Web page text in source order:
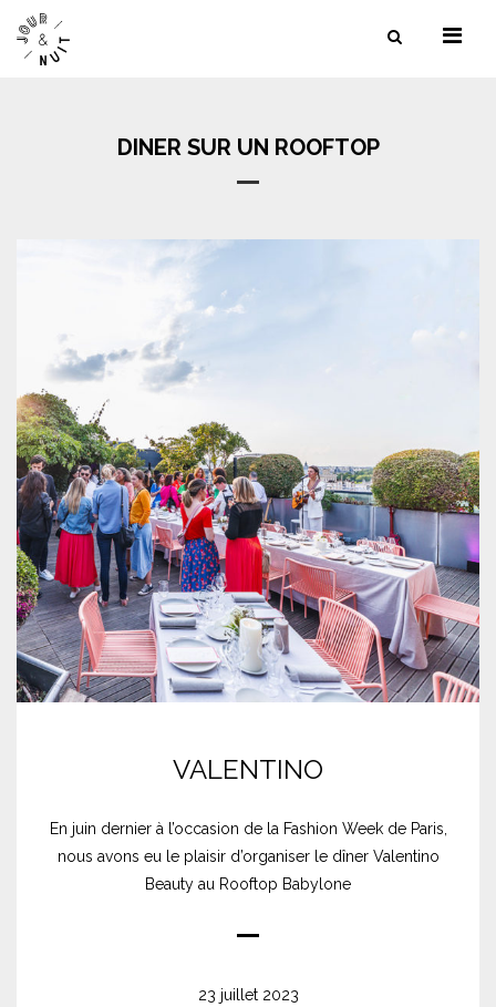
DINER SUR UN ROOFTOP
VALENTINO
En juin dernier à l’occasion de la Fashion Week de Paris,
nous avons eu le plaisir d’organiser le dîner Valentino
Beauty au Rooftop Babylone
23 juillet 2023